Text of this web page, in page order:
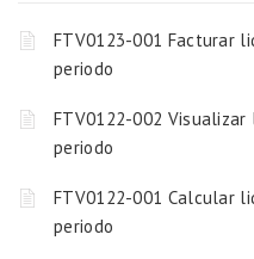
FTV0123-001 Facturar
periodo
FTV0122-002 Visualizar
periodo
FTV0122-001 Calcular
periodo